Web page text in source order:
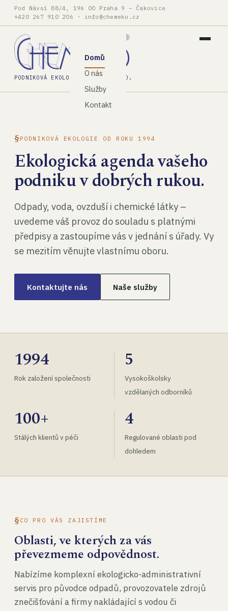
Pod Návsí 88/4, 196 00 Praha 9 – Čakovice
+420 267 910 206 · info@chemeko.cz
PODNIKOVÁ EKOLOGIE, SPOL. S R.O.
Domů
O nás
Služby
Kontakt
PODNIKOVÁ EKOLOGIE OD ROKU 1994
Ekologická agenda vašeho
podniku v dobrých rukou.
Odpady, voda, ovzduší i chemické látky –
uvedeme váš provoz do souladu s platnými
předpisy a zastoupíme vás v jednání s úřady. Vy
se mezitím věnujte vlastnímu oboru.
Kontaktujte nás Naše služby
1994
Rok založení společnosti
5
Vysokoškolsky
vzdělaných odborníků
100+
Stálých klientů v péči
4
Regulované oblasti pod
dohledem
CO PRO VÁS ZAJISTÍME
Oblasti, ve kterých za vás
převezmeme odpovědnost.
Nabízíme komplexní ekologicko-administrativní
servis pro původce odpadů, provozovatele zdrojů
znečišťování a firmy nakládající s vodou či